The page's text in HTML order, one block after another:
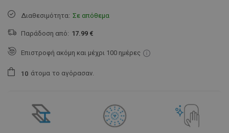
Διαθεσιμότητα: Σε απόθεμα
Παράδοση από: 17.99 €
Επιστροφή ακόμη και μέχρι 100 ημέρες
1 0 άτομα το αγόρασαν.